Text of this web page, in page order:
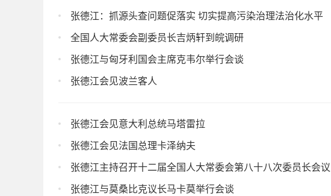
张德江：抓源头查问题促落实 切实提高污染治理法治化水平
全国人大常委会副委员长吉炳轩到皖调研
张德江与匈牙利国会主席克韦尔举行会谈
张德江会见波兰客人
张德江会见意大利总统马塔雷拉
张德江会见法国总理卡泽纳夫
张德江主持召开十二届全国人大常委会第八十八次委员长会议
张德江与莫桑比克议长马卡莫举行会谈